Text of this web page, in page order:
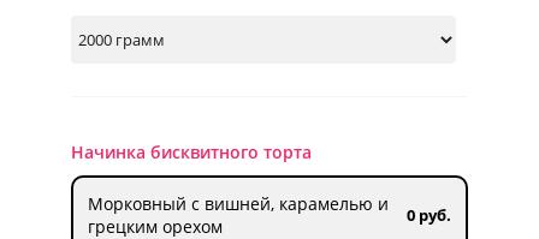
Начинка бисквитного торта
Морковный с вишней, карамелью и
грецким орехом
0 руб.